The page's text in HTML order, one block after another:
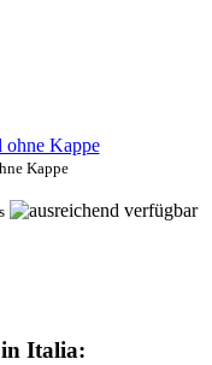
Kappe
in Italia: